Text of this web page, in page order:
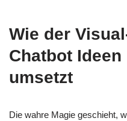
Wie der
Chatbot
umsetzt
Die wahre Magie geschieht,